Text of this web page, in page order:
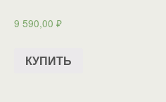
9 590,00₽
КУПИТЬ